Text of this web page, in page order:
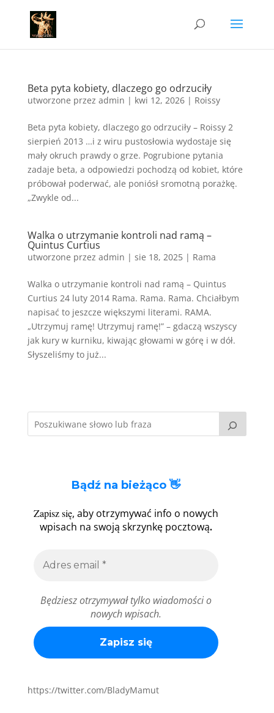
Beta pyta kobiety, dlaczego go odrzuciły
utworzone przez admin | kwi 12, 2026| Roissy
Beta pyta kobiety, dlaczego go odrzuciły – Roissy 2
sierpień 2013 …i z wiru pustosłowia wydostaje się
mały okruch prawdy o grze. Pogrubione pytania
zadaje beta, a odpowiedzi pochodzą od kobiet, które
próbował poderwać, ale poniósł sromotną porażkę.
„Zwykle od...
Walka o utrzymanie kontroli nad ramą –
Quintus Curtius
utworzone przez admin | sie 18, 2025| Rama
Walka o utrzymanie kontroli nad ramą – Quintus
Curtius 24 luty 2014 Rama. Rama. Rama. Chciałbym
napisać to jeszcze większymi literami. RAMA.
„Utrzymuj ramę! Utrzymuj ramę!” – gdaczą wszyscy
jak kury w kurniku, kiwając głowami w górę i w dół.
Słyszeliśmy to już...
Bądź na bieżąco 👋
Zapisz się, aby otrzymywać info o nowych
wpisach na swoją skrzynkę pocztową.
Będziesz otrzymywał tylko wiadomości o
nowych wpisach.
https://twitter.com/BladyMamut